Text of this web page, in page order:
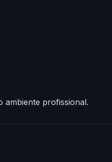
ambiente profissional.